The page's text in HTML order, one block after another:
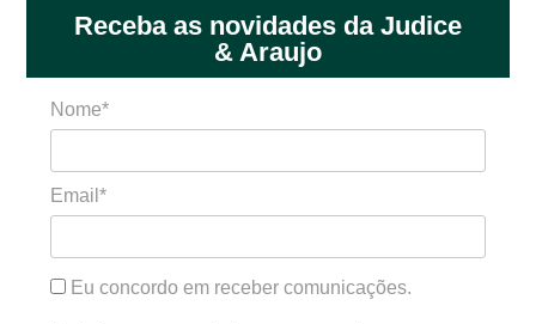
Receba as novidades da Judice
& Araujo
Nome*
Email*
Eu concordo em receber comunicações.